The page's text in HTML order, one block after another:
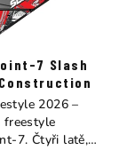
7 Slash
2026 –
freestyle
7. Čtyři latě,